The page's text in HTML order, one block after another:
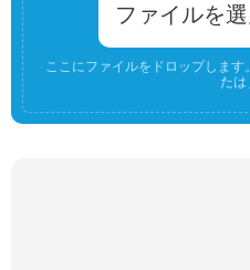
ファイルを
ここにファイルをドロップします
たは